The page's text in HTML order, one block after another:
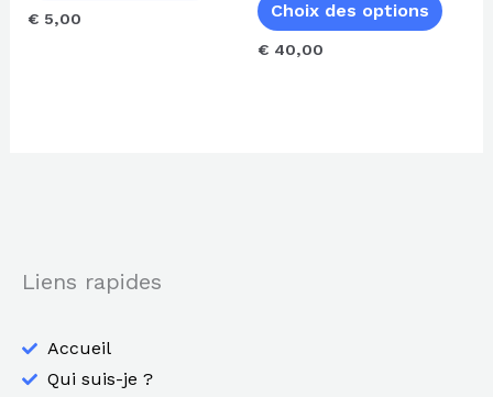
€ 5,00 Choix des options
page
€ 40,00
Liens rapides
Accueil
Qui suis-je ?